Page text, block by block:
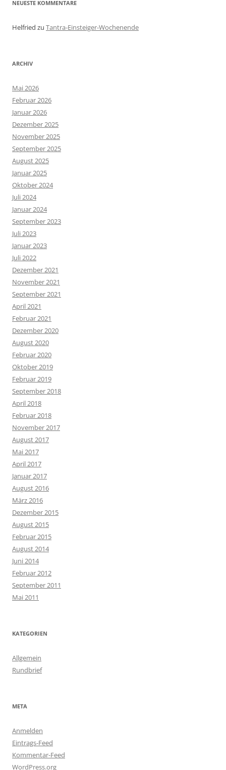
NEUESTE KOMMENTARE
Helfried zu Tantra-Einsteiger-Wochenende
ARCHIV
Mai 2026
Februar 2026
Januar 2026
Dezember 2025
November 2025
September 2025
August 2025
Januar 2025
Oktober 2024
Juli 2024
Januar 2024
September 2023
Juli 2023
Januar 2023
Juli 2022
Dezember 2021
November 2021
September 2021
April 2021
Februar 2021
Dezember 2020
August 2020
Februar 2020
Oktober 2019
Februar 2019
September 2018
April 2018
Februar 2018
November 2017
August 2017
Mai 2017
April 2017
Januar 2017
August 2016
März 2016
Dezember 2015
August 2015
Februar 2015
August 2014
Juni 2014
Februar 2012
September 2011
Mai 2011
KATEGORIEN
Allgemein
Rundbrief
META
Anmelden
Eintrags-Feed
Kommentar-Feed
WordPress.org